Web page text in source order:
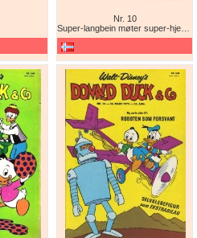
Nr. 10
Super-langbein møter super-hjerne